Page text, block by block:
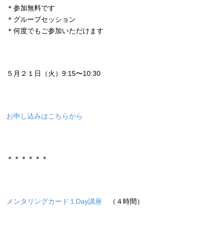
＊参加無料です
＊グループセッション
＊何度でもご参加いただけます
５月２１日（火）9:15〜10:30
お申し込みはこちらから
＊＊＊＊＊＊
メンタリングカード１Day講座 （４時間）